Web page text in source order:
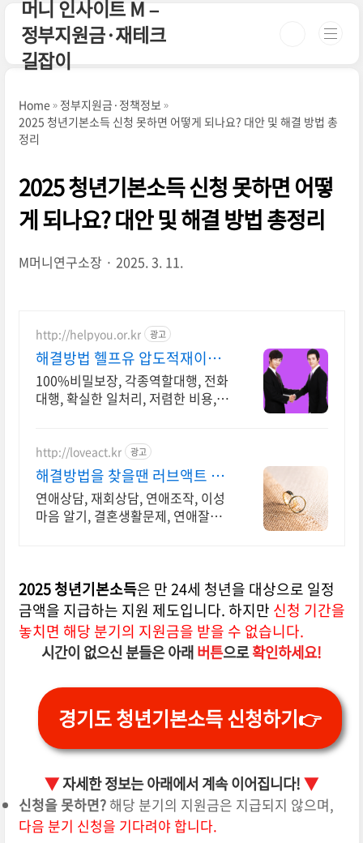
본문 바로가기
머니 인사이트 M –
정부지원금·재테크
길잡이
Home
정부지원금·정책정보
2025 청년기본소득 신청 못하면 어떻게 되나요? 대안 및 해결 방법 총
정리
2025 청년기본소득 신청 못하면 어떻
게 되나요? 대안 및 해결 방법 총정리
M머니연구소장 2025. 3. 11.
http://helpyou.or.kr 광고
해결방법 헬프유 압도적재이용
역할대행, 상황연출 전문업체
100%비밀보장, 각종역할대행, 전화
대행, 확실한 일처리, 저렴한 비용,
다양한 문제 해결가능
http://loveact.kr 광고
해결방법을 찾을땐 러브액트 실
전경험이 가장 많은 업체
연애상담, 재회상담, 연애조작, 이성
마음 알기, 결혼생활문제, 연애잘하
2025 청년기본소득은 만 24세 청년을 대상으로 일정
금액을 지급하는 지원 제도입니다. 하지만 신청 기간을
놓치면 해당 분기의 지원금을 받을 수 없습니다.
시간이 없으신 분들은 아래버튼으로확인하세요!
경기도 청년기본소득 신청하기👉
▼자세한 정보는 아래에서 계속 이어집니다! ▼
신청을 못하면?해당 분기의 지원금은 지급되지 않으며,
다음 분기 신청을 기다려야 합니다.